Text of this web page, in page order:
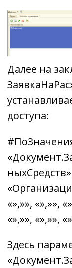
Далее на
доступа:
«»,»», «»,»»,
«»,»», «»,»»,
Здесь